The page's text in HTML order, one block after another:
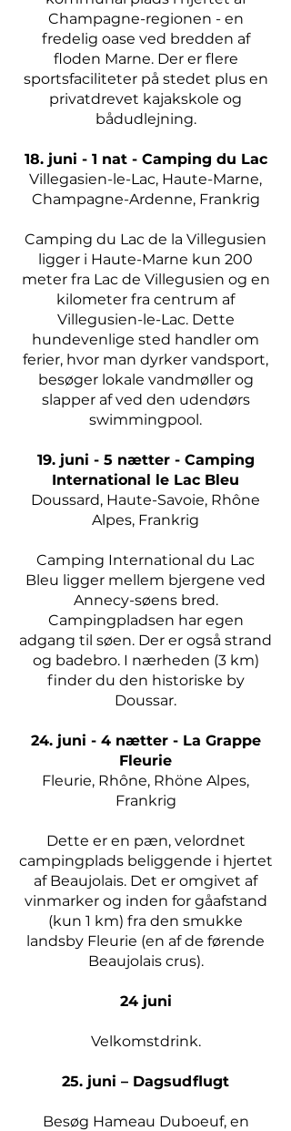
Champagne-regionen - en
fredelig oase ved bredden af
floden Marne. Der er flere
sportsfaciliteter på stedet plus en
privatdrevet kajakskole og
bådudlejning.
18. juni - 1 nat - Camping du Lac
Villegasien-le-Lac, Haute-Marne,
Champagne-Ardenne, Frankrig
Camping du Lac de la Villegusien
ligger i Haute-Marne kun 200
meter fra Lac de Villegusien og en
kilometer fra centrum af
Villegusien-le-Lac. Dette
hundevenlige sted handler om
ferier, hvor man dyrker vandsport,
besøger lokale vandmøller og
slapper af ved den udendørs
swimmingpool.
19. juni - 5 nætter - Camping
International le Lac Bleu
Doussard, Haute-Savoie, Rhône
Alpes, Frankrig
Camping International du Lac
Bleu ligger mellem bjergene ved
Annecy-søens bred.
Campingpladsen har egen
adgang til søen. Der er også strand
og badebro. I nærheden (3 km)
finder du den historiske by
Doussar.
24. juni - 4 nætter - La Grappe
Fleurie
Fleurie, Rhône, Rhöne Alpes,
Frankrig
Dette er en pæn, velordnet
campingplads beliggende i hjertet
af Beaujolais. Det er omgivet af
vinmarker og inden for gåafstand
(kun 1 km) fra den smukke
landsby Fleurie (en af de førende
Beaujolais crus).
24 juni
Velkomstdrink.
25. juni – Dagsudflugt
Besøg Hameau Duboeuf, en